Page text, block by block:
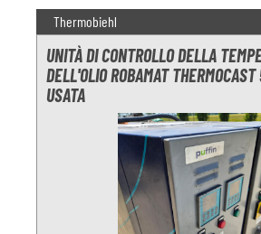
Thermobiehl
UNITÀ DI CONTROLLO DELLA
DELL'OLIO ROBAMAT
USATA